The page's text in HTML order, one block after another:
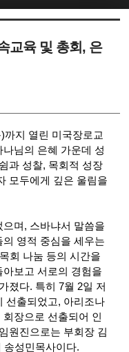
교육 및 총회, 은
까지 열린 미국장로교
님의 은혜 가운데 성
과 성찰, 목회적 성장
모두에게 깊은 울림을
며, 스바냐서 말씀을
영적 중심을 세우는
회 나눔 등의 시간을
보고 서로의 경험을
졌다. 특히 7월 2일 저
선출되었고, 아리조나
회장으로 선출되어 인
원진으로는 부회장 김
송성민목사이다.
북5
북5